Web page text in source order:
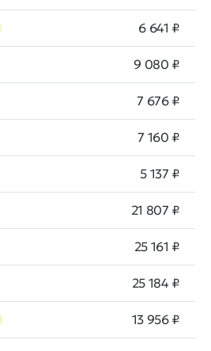
6 641 ₽
9 080 ₽
7 676 ₽
7 160 ₽
5 137 ₽
21 807 ₽
25 161 ₽
25 184 ₽
13 956 ₽